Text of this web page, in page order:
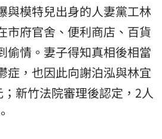
與模特兒出身的人妻黨工林
市府官舍、便利商店、百貨
偷情。妻子得知真相後相當
症，也因此向謝泊泓與林宜
新竹法院審理後認定，2人